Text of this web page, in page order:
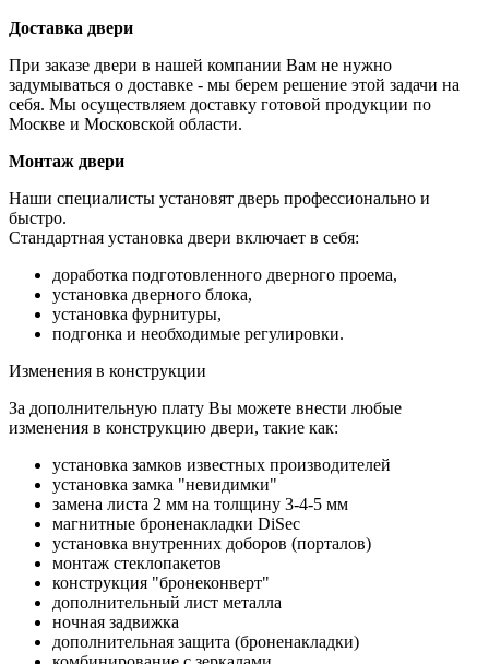
Доставка двери
При заказе двери в нашей компании Вам не нужно
задумываться о доставке - мы берем решение этой задачи на
себя. Мы осуществляем доставку готовой продукции по
Москве и Московской области.
Монтаж двери
Наши специалисты установят дверь профессионально и
быстро.
Стандартная установка двери включает в себя:
доработка подготовленного дверного проема,
установка дверного блока,
установка фурнитуры,
подгонка и необходимые регулировки.
Изменения в конструкции
За дополнительную плату Вы можете внести любые
изменения в конструкцию двери, такие как:
установка замков известных производителей
установка замка "невидимки"
замена листа 2 мм на толщину 3-4-5 мм
магнитные броненакладки DiSec
установка внутренних доборов (порталов)
монтаж стеклопакетов
конструкция "бронеконверт"
дополнительный лист металла
ночная задвижка
дополнительная защита (броненакладки)